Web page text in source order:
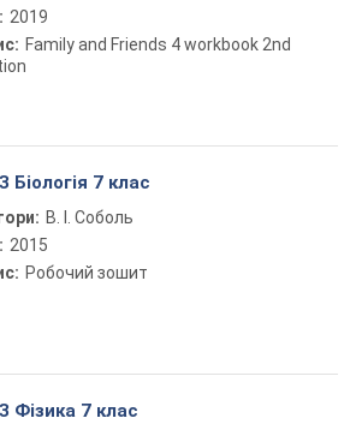
2019
Family and Friends 4 workbook 2nd
Біологія 7 клас
В. І. Соболь
2015
Робочий зошит
Фізика 7 клас